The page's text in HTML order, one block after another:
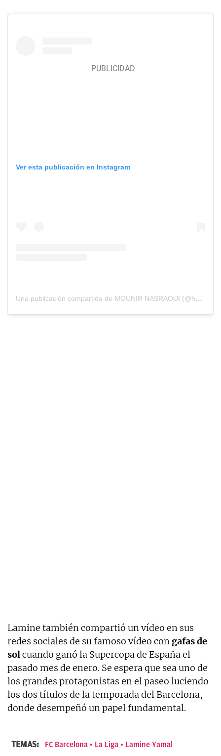
Ver esta publicación en Instagram
Una publicación compartida de MOUNIR NASRAOUI (@hustle_hard_304)
Lamine también compartió un vídeo en sus
redes sociales de su famoso vídeo con gafas de
solcuando ganó la Supercopa de España el
pasado mes de enero. Se espera que sea uno de
los grandes protagonistas en el paseo luciendo
los dos títulos de la temporada del Barcelona,
donde desempeñó un papel fundamental.
TEMAS: FC Barcelona La Liga Lamine Yamal